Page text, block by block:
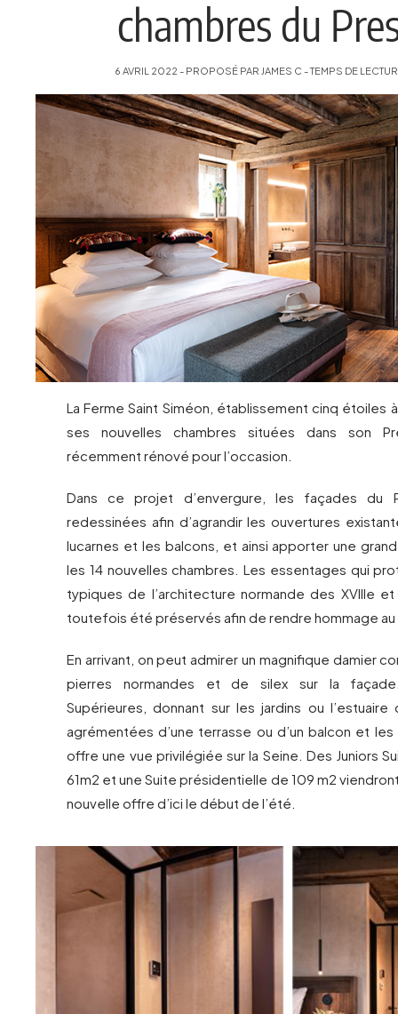
chambres du
6 AVRIL 2022 - PROPOSÉ PAR JAMES C - TEMPS DE
La Ferme Saint Siméon, établissement cinq étoiles
ses nouvelles chambres situées dans son
récemment rénové pour l’occasion.
Dans ce projet d’envergure, les façades du
redessinées afin d’agrandir les ouvertures
lucarnes et les balcons, et ainsi apporter une
les 14 nouvelles chambres. Les essentages qui
typiques de l’architecture normande des XVIIIe
toutefois été préservés afin de rendre hommage
En arrivant, on peut admirer un magnifique damier
pierres normandes et de silex sur la
Supérieures, donnant sur les jardins ou
agrémentées d’une terrasse ou d’un balcon et
offre une vue privilégiée sur la Seine. Des Juniors
61m2 et une Suite présidentielle de 109 m2
nouvelle offre d’ici le début de l’été.